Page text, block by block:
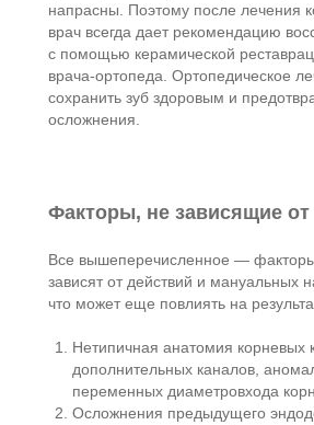
напрасны. Поэтому после лечения
врач всегда дает рекомендацию
с помощью керамической
врача-ортопеда. Ортопедическое
сохранить зуб здоровым и
осложнения.
Факторы, не зависящие от
Все вышеперечисленное —
зависят от действий и мануальных
что может еще повлиять на
Нетипичная анатомия корневых
дополнительных каналов,
переменных диаметровхода
Осложнения предыдущего